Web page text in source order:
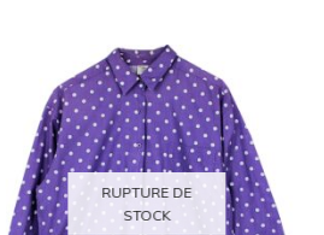
RUPTURE DE
STOCK